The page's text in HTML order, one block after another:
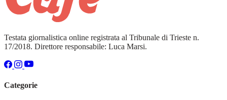
Testata giornalistica online registrata al Tribunale di Trieste n.
17/2018. Direttore responsabile: Luca Marsi.
Categorie